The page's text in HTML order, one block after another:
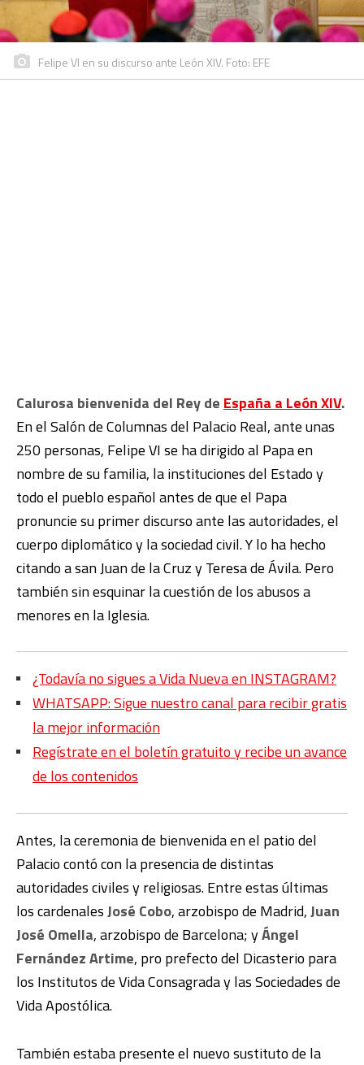
Felipe VI en su discurso ante León XIV. Foto: EFE
Calurosa bienvenida del Rey de España a León XIV.
En el Salón de Columnas del Palacio Real, ante unas
250 personas, Felipe VI se ha dirigido al Papa en
nombre de su familia, la instituciones del Estado y
todo el pueblo español antes de que el Papa
pronuncie su primer discurso ante las autoridades, el
cuerpo diplomático y la sociedad civil. Y lo ha hecho
citando a san Juan de la Cruz y Teresa de Ávila. Pero
también sin esquinar la cuestión de los abusos a
menores en la Iglesia.
¿Todavía no sigues a Vida Nueva en INSTAGRAM?
WHATSAPP: Sigue nuestro canal para recibir gratis
la mejor información
Regístrate en el boletín gratuito y recibe un avance
de los contenidos
Antes, la ceremonia de bienvenida en el patio del
Palacio contó con la presencia de distintas
autoridades civiles y religiosas. Entre estas últimas
los cardenalesJosé Cobo, arzobispo de Madrid,Juan
José Omella, arzobispo de Barcelona; yÁngel
Fernández Artime, pro prefecto del Dicasterio para
los Institutos de Vida Consagrada y las Sociedades de
Vida Apostólica.
También estaba presente el nuevo sustituto de la